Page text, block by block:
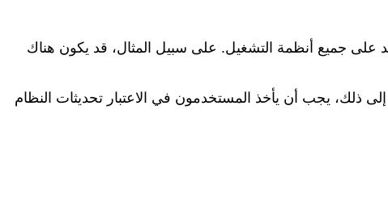
على جميع أنظمة التشغيل. على سبيل المثال، قد يكون هناك
ذلك، يجب أن يأخذ المستخدمون في الاعتبار تحديثات النظام